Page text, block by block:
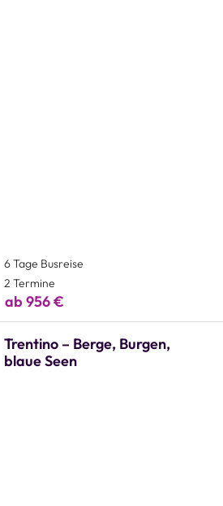
6 Tage Busreise
2 Termine
ab 956 €
hinzufügen
Trentino – Berge, Burgen,
blaue Seen